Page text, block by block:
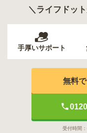
＼ライフドッ
手厚いサポート
無料
受付時間：